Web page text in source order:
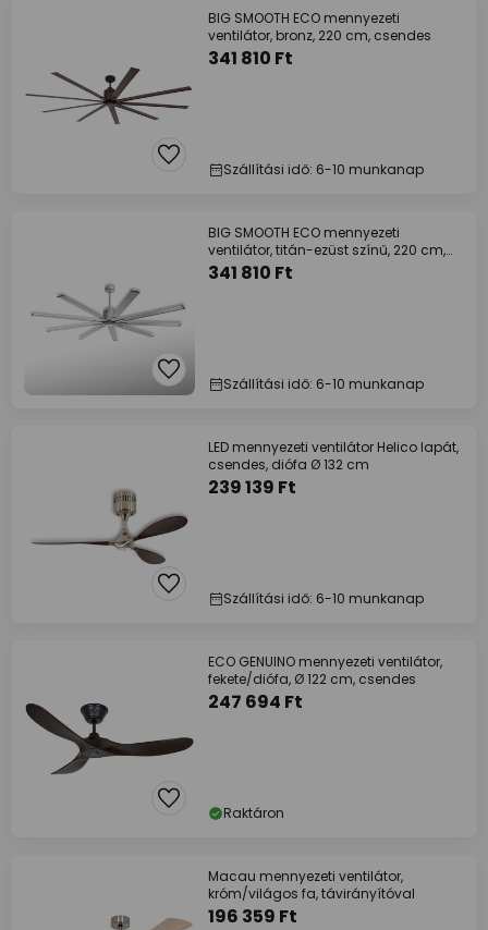
BIG SMOOTH ECO mennyezeti
ventilátor, bronz, 220 cm, csendes
341 810 Ft
Szállítási idő: 6-10 munkanap
BIG SMOOTH ECO mennyezeti
ventilátor, titán-ezüst színű, 220 cm,
csendes
341 810 Ft
Szállítási idő: 6-10 munkanap
LED mennyezeti ventilátor Helico lapát,
csendes, diófa Ø 132 cm
239 139 Ft
Szállítási idő: 6-10 munkanap
ECO GENUINO mennyezeti ventilátor,
fekete/diófa, Ø 122 cm, csendes
247 694 Ft
Raktáron
Macau mennyezeti ventilátor,
króm/világos fa, távirányítóval
196 359 Ft